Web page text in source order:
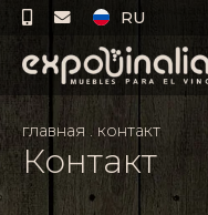
RU
главная . контакт
Контакт